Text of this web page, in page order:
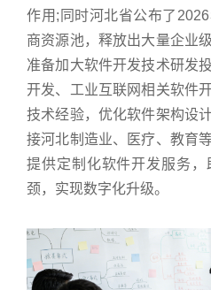
作用;同时河北省公布了
商资源池，释放出大量企业
准备加大软件开发技术研发
开发、工业互联网相关软件
技术经验，优化软件架构设
接河北制造业、医疗、教育
提供定制化软件开发服务
颈，实现数字化升级。